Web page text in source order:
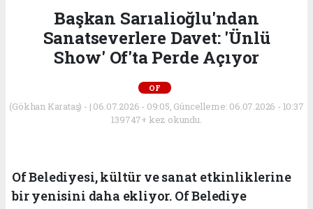
Başkan Sarıalioğlu'ndan
Sanatseverlere Davet: 'Ünlü
Show' Of'ta Perde Açıyor
OF
(Gökhan Karataş) - | 06.07.2026 - 09:05, Güncelleme: 06.07.2026 - 10:37
139747+ kez okundu.
Of Belediyesi, kültür ve sanat etkinliklerine
bir yenisini daha ekliyor. Of Belediye